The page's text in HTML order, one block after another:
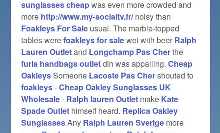
sunglasses cheapwas even more crowded and
more http://www.my-socialtv.fr/noisy than
Foakleys For Sale usual. The marble-topped
tables werefoakleys for salewet with beer Ralph
Lauren Outletand Longchamp Pas Cherthe
furla handbags outletdin was appalling.Cheap
Oakleys Someone Lacoste Pas Chershouted to
foakleys-Cheap Oakley Sunglasses UK
Wholesale- Ralph lauren Outlet make Kate
Spade Outlet himself heard. Replica Oakley
SunglassesAny Ralph Lauren Sverige more